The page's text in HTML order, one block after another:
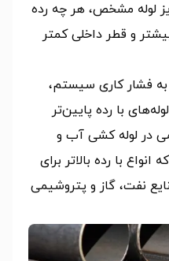
لوله مشخص، هر چه رده
و قطر داخلی کمتر
به فشار کاری سیستم،
با رده پایین‌تر
در لوله کشی آب و
انواع با رده بالاتر برای
نفت، گاز و پتروشیمی